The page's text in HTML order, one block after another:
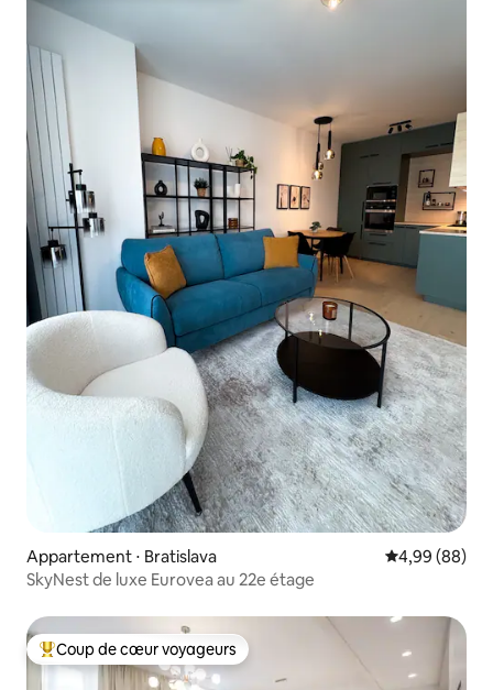
Appartement ⋅ Bratislava Évaluation
4,99 (88)
SkyNest de luxe Eurovea au 22e étage
Coups de cœur voyageurs les plus appréciés
Coup de cœur voyageurs